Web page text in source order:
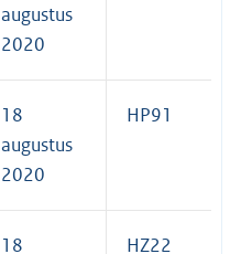
augustus
2020
18
augustus
2020
HP91
18
HZ22